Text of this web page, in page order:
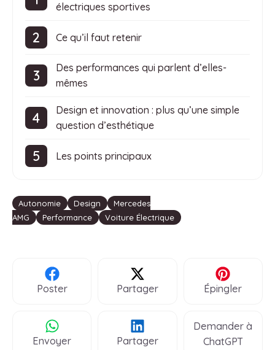
électriques sportives
Ce qu’il faut retenir
Des performances qui parlent d’elles-
mêmes
Design et innovation : plus qu’une simple
question d’esthétique
Les points principaux
Étiquettes
Autonomie Design
Mercedes
AMG
Performance Voiture Électrique
Poster Partager Épingler
Envoyer Partager
Demander à
ChatGPT